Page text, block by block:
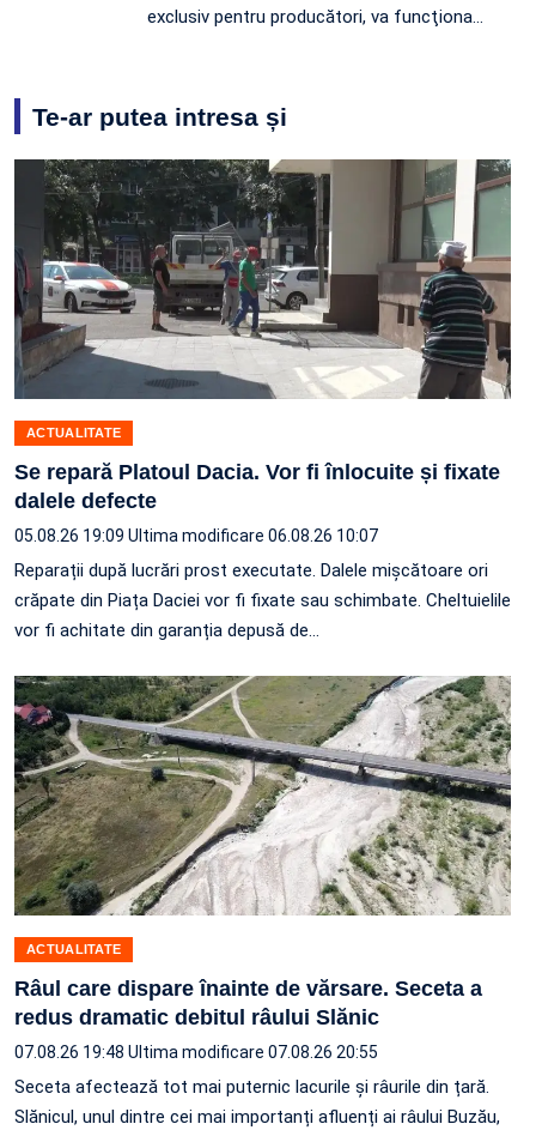
exclusiv pentru producători, va funcţiona…
Te-ar putea intresa și
ACTUALITATE
Se repară Platoul Dacia. Vor fi înlocuite și fixate
dalele defecte
05.08.26 19:09 Ultima modificare 06.08.26 10:07
Reparații după lucrări prost executate. Dalele mișcătoare ori
crăpate din Piața Daciei vor fi fixate sau schimbate. Cheltuielile
vor fi achitate din garanția depusă de…
ACTUALITATE
Râul care dispare înainte de vărsare. Seceta a
redus dramatic debitul râului Slănic
07.08.26 19:48 Ultima modificare 07.08.26 20:55
Seceta afectează tot mai puternic lacurile și râurile din țară.
Slănicul, unul dintre cei mai importanți afluenți ai râului Buzău,